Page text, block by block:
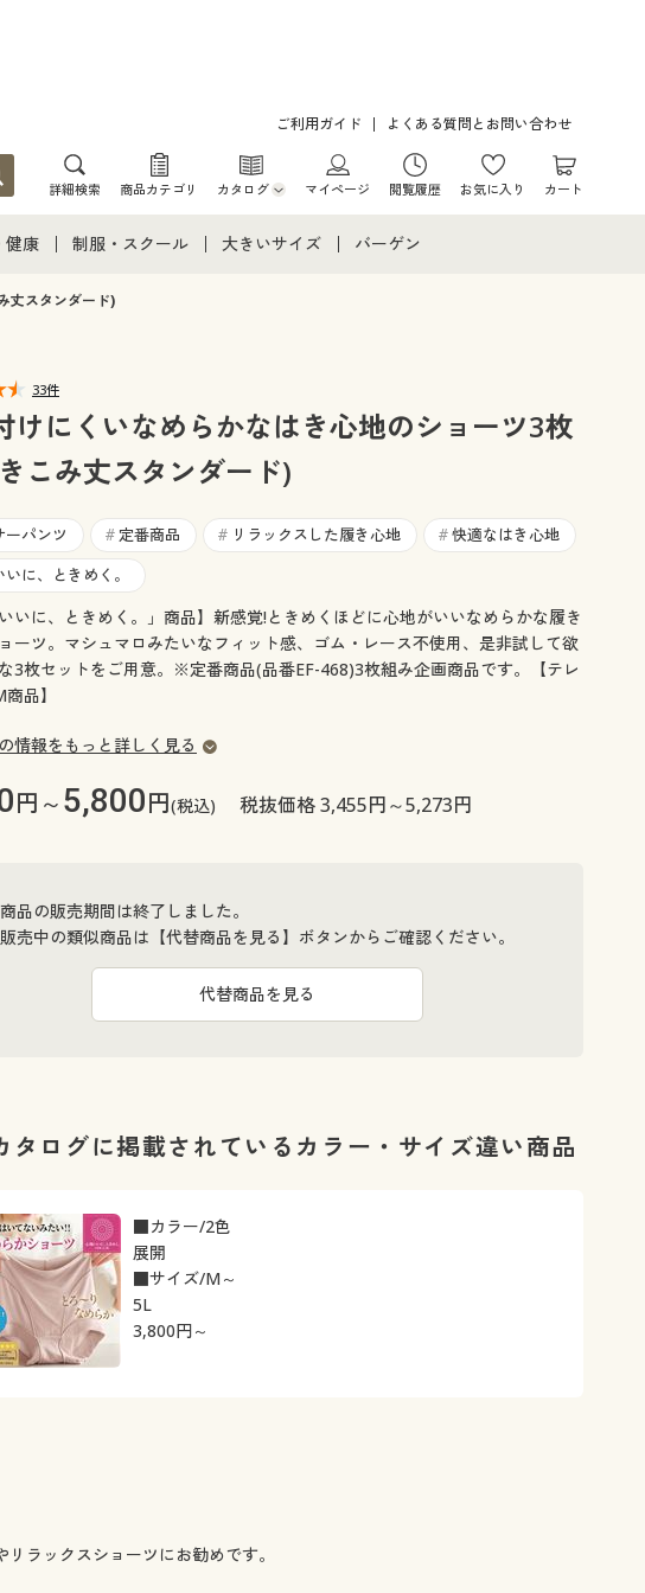
ご利用ガイド よくある質問とお問い合わせ
詳細検索 商品カテゴリ カタログ
カタログ・チラシからのご注文
マイページ 閲覧履歴 お気に入り カート
健康
健康通販すべて
制服・スクール
制服・スクールすべて
ジュニア・ティーンズ下着
大きいサイズ
大きいサイズ レディース下着
大きいサイズ メンズ
大きいサイズ 事務・制服
バーゲン
丈スタンダード)
33件
けにくいなめらかなはき心地のショーツ3枚
こみ丈スタンダード)
ーパンツ # 定番商品 # リラックスした履き心地 # 快適なはき心地
に、ときめく。
いいに、ときめく。」商品】新感覚!ときめくほどに心地がいいなめらかな履き
ーツ。マシュマロみたいなフィット感、ゴム・レース不使用、是非試して欲
3枚セットをご用意。※定番商品(品番EF-468)3枚組み企画商品です。【テレ
品】
情報をもっと詳しく見る
円～5,800円(税込) 税抜価格 3,455円～5,273円
品の販売期間は終了しました。
売中の類似商品は【代替商品を見る】ボタンからご確認ください。
代替商品を見る
タログに掲載されているカラー・サイズ違い商品
3,800円～
■カラー/2色
展開
■サイズ/M～
5L
ラックスショーツにお勧めです。